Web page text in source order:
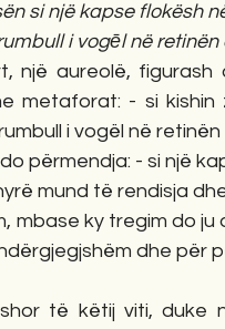
si një kapse flokësh
i vogēl në retinën
një aureolë, figurash
metaforat: - si
i vogël në
përmendja: - si një
mund të rendisja
mbase ky tregim do
dhe për
të këtij viti, duke